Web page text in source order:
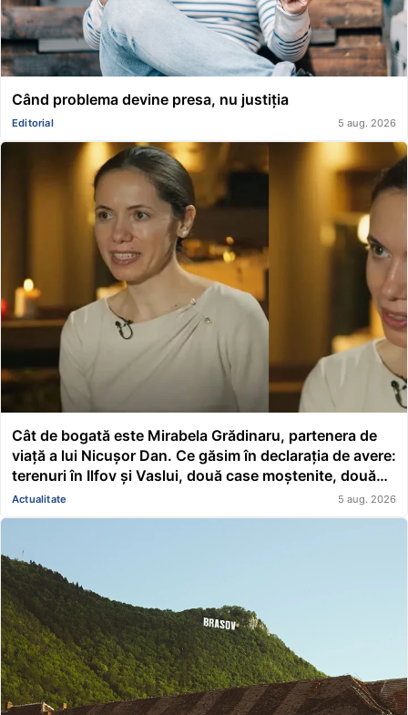
Când problema devine presa, nu justiția
Editorial 5 aug. 2026
Cât de bogată este Mirabela Grădinaru, partenera de
viață a lui Nicușor Dan. Ce găsim în declarația de avere:
terenuri în Ilfov și Vaslui, două case moștenite, două
mașini, acțiuni Renault și un împrumut de peste
116.000 de lei acordat unei asociații
Actualitate 5 aug. 2026